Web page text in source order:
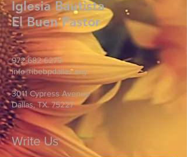
Iglesia Bautista
El Buen Pastor
972-682-6279
info@ibebpdallas.org
3011 Cypress Avenue
Dallas, TX. 75227
Write Us